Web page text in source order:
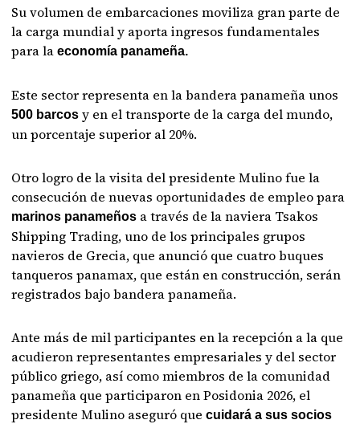
Su volumen de embarcaciones moviliza gran parte de
la carga mundial y aporta ingresos fundamentales
para laeconomía panameña.
Este sector representa en la bandera panameña unos
500 barcosy en el transporte de la carga del mundo,
un porcentaje superior al 20%.
Otro logro de la visita del presidente Mulino fue la
consecución de nuevas oportunidades de empleo para
marinos panameños a través de la naviera Tsakos
Shipping Trading, uno de los principales grupos
navieros de Grecia, que anunció que cuatro buques
tanqueros panamax, que están en construcción, serán
registrados bajo bandera panameña.
Ante más de mil participantes en la recepción a la que
acudieron representantes empresariales y del sector
público griego, así como miembros de la comunidad
panameña que participaron en Posidonia 2026, el
presidente Mulino aseguró que cuidará a sus socios